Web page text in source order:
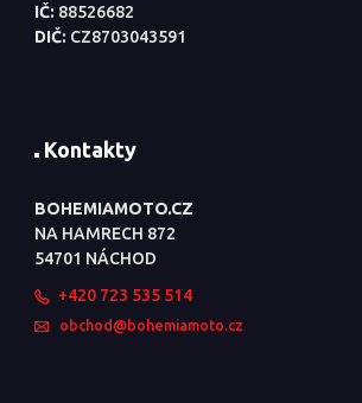
IČ: 88526682
DIČ: CZ8703043591
Kontakty
BOHEMIAMOTO.CZ
NA HAMRECH 872
54701 NÁCHOD
+420 723 535 514
obchod@bohemiamoto.cz